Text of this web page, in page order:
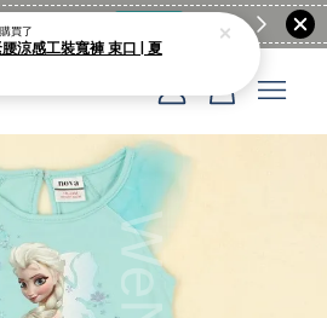
棉簡約餐墊 童裝
目前還是空的。
繼續購物
買了
腰涼感工裝寬褲 束口 | 夏